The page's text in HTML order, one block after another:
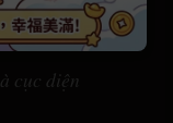
cục diện